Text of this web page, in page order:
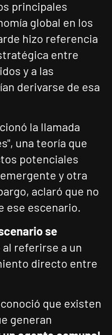
principales
global en los
hizo referencia
entre
y a las
derivarse de esa
la llamada
una teoría que
potenciales
y otra
aclaró que no
ese escenario.
se
al referirse a un
directo entre
que existen
generan